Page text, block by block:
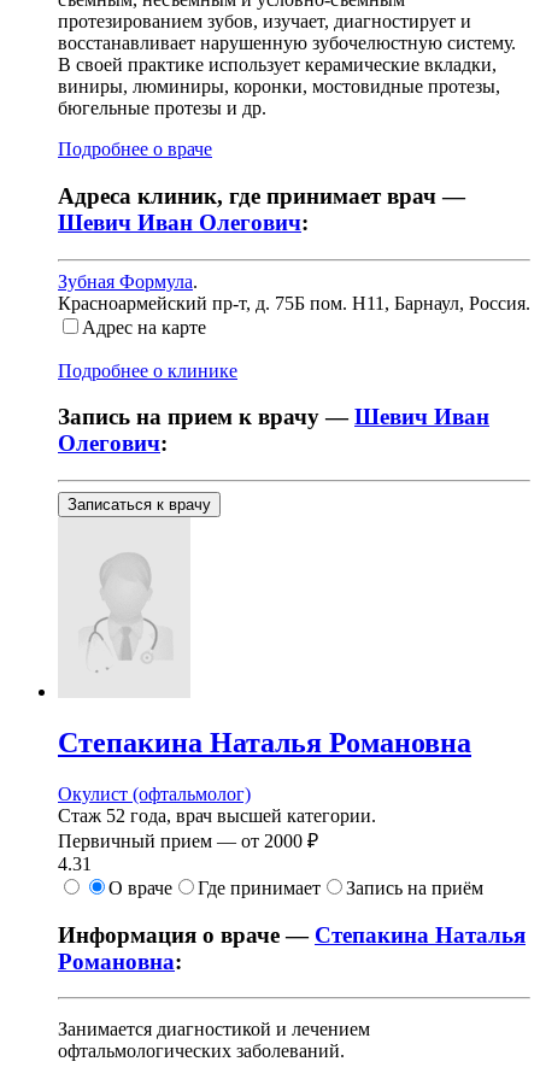
протезированием зубов, изучает, диагностирует и
восстанавливает нарушенную зубочелюстную систему.
В своей практике использует керамические вкладки,
виниры, люминиры, коронки, мостовидные протезы,
бюгельные протезы и др.
Подробнее о враче
Адреса клиник, где принимает врач —
Шевич Иван Олегович:
Зубная Формула.
Красноармейский пр-т, д. 75Б пом. Н11 , Барнаул, Россия.
Адрес на карте
Подробнее о клинике
Запись на прием к врачу —Шевич Иван
Олегович:
Записаться к врачу
Степакина Наталья Романовна
Окулист (офтальмолог)
Стаж 52 года, врач высшей категории.
Первичный прием — от 2000 ₽
4.31
О враче
Где принимает Запись на приём
Информация о враче — Степакина Наталья
Романовна:
Занимается диагностикой и лечением
офтальмологических заболеваний.